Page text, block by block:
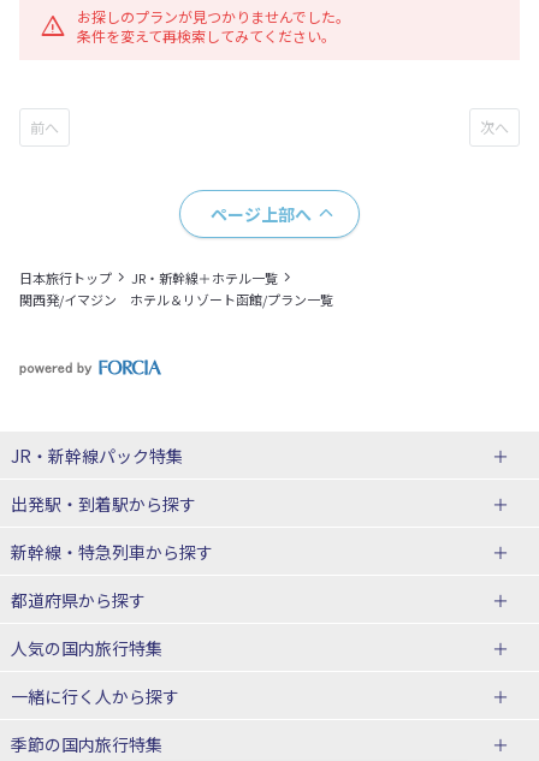
お探しのプランが見つかりませんでした。
条件を変えて再検索してみてください。
ページ上部へ
日本旅行トップ
JR・新幹線＋ホテル一覧
関西発/イマジン ホテル＆リゾート函館/プラン一覧
JR・新幹線パック特集
JR・新幹線＋ホテルパック
出張パック
出発駅・到着駅から探す
秋田⇔東京 新幹線パック
仙台→東京 新幹線パック
富山⇔東京 新幹線パック
東京→仙台 新幹線パック
東京→金沢 新幹線パック
新幹線・特急列車から探す
北海道新幹線 旅行
山形新幹線 旅行
東海道新幹線 旅行
上越新幹線 旅行
都道府県から探す
北海道旅行・ツアー
東北
人気の国内旅行特集
東京ディズニーリゾート®への旅
ユニバーサル・スタジオ・ジャパ
一緒に行く人から探す
一人旅 国内版
季節の国内旅行特集